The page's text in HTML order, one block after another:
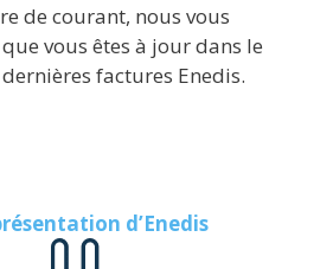
de courant, nous vous
vous êtes à jour dans le
factures Enedis.
d’Enedis